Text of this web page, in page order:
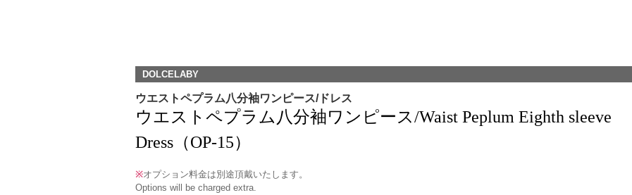
DOLCELABY
ウエストペプラム八分袖ワンピース/ドレス
ウエストペプラム八分袖ワンピース/Waist Peplum Eighth sleeve
Dress（OP-15）
※オプション料金は別途頂戴いたします。
Options will be charged extra.